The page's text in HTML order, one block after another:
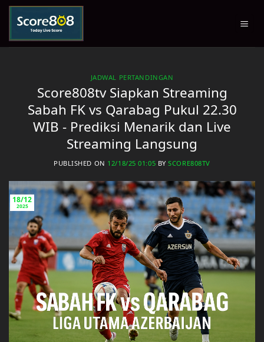
Skip
content
JADWAL PERTANDINGAN
Score808tv Siapkan Streaming
Sabah FK vs Qarabag Pukul 22.30
WIB - Prediksi Menarik dan Live
Streaming Langsung
PUBLISHED ON 12/18/25 01:05 BYSCORE808TV
18/12
2025